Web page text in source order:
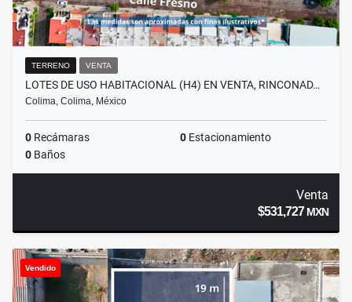
TERRENO VENTA
LOTES DE USO HABITACIONAL (H4) EN VENTA, RINCONAD…
Colima, Colima, México
0 Recámaras 0 Estacionamiento
0 Baños
Venta
$531,727MXN
Vendido